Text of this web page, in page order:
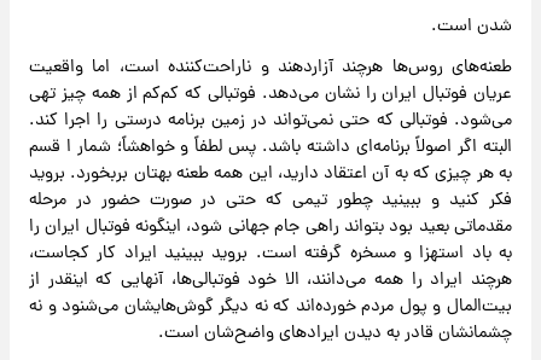
شدن است.
طعنه‌های روس‌ها هرچند آزاردهند و ناراحت‌کننده است، اما واقعیت
عریان فوتبال ایران را نشان می‌دهد. فوتبالی که کم‌کم از همه چیز تهی
می‌شود. فوتبالی که حتی نمی‌تواند در زمین برنامه درستی را اجرا کند.
البته اگر اصولاً برنامه‌ای داشته باشد. پس لطفاً و خواهشاً؛ شمار ا قسم
به هر چیزی که به آن اعتقاد دارید، این همه طعنه بهتان بربخورد. بروید
فکر کنید و ببینید چطور تیمی که حتی در صورت حضور در مرحله
مقدماتی بعید بود بتواند راهی جام جهانی شود، اینگونه فوتبال ایران را
به باد استهزا و مسخره گرفته است. بروید ببینید ایراد کار کجاست،
هرچند ایراد را همه می‌دانند، الا خود فوتبالی‌ها، آنهایی که اینقدر از
بیت‌المال و پول مردم خورده‌اند که نه دیگر گوش‌هایشان می‌شنود و نه
چشمانشان قادر به دیدن ایرادهای واضح‌شان است.